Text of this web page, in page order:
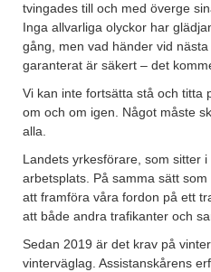
tvingades till och med överge
Inga allvarliga olyckor har
gång, men vad händer vid
garanterat är säkert – det
Vi kan inte fortsätta stå och titta
om och om igen. Något måste
alla.
Landets yrkesförare, som sitter
arbetsplats. På samma sätt
att framföra våra fordon på ett
att både andra trafikanter och
Sedan 2019 är det krav på
vinterväglag. Assistanskårens